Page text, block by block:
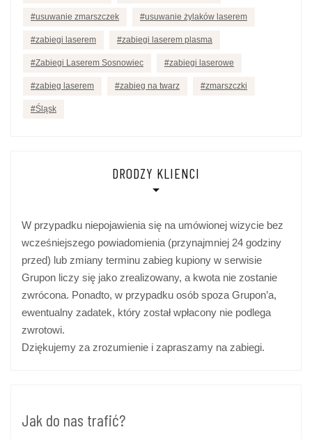
usuwanie zmarszczek usuwanie żylaków laserem
zabiegi laserem zabiegi laserem plasma
Zabiegi Laserem Sosnowiec zabiegi laserowe
zabieg laserem zabieg na twarz zmarszczki
Śląsk
DRODZY KLIENCI
W przypadku niepojawienia się na umówionej wizycie bez
wcześniejszego powiadomienia (przynajmniej 24 godziny
przed) lub zmiany terminu zabieg kupiony w serwisie
Grupon liczy się jako zrealizowany, a kwota nie zostanie
zwrócona. Ponadto, w przypadku osób spoza Grupon’a,
ewentualny zadatek, który został wpłacony nie podlega
zwrotowi.
Dziękujemy za zrozumienie i zapraszamy na zabiegi.
Jak do nas trafić?